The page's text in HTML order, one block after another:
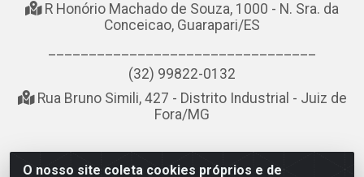
O nosso site coleta cookies próprios e de
R Honório Machado de Souza, 1000 - N. Sra. da
Conceicao, Guarapari/ES
(32) 99822-0132
Rua Bruno Simili, 427 - Distrito Industrial - Juiz de
Fora/MG